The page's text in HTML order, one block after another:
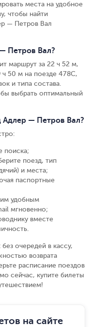
места на удобное
чтобы найти
— Петров Вал
Петров Вал?
маршрут за 22 ч 52 м,
ч 50 м на поезде 478С,
и типа состава.
выбрать оптимальный
Адлер — Петров Вал?
:
поиска;
поезд, тип
и места;
паспортные
удобным
мгновенно;
вместе
.
очередей в кассу,
возврата
расписание поездов
сейчас, купите билеты
на сайте